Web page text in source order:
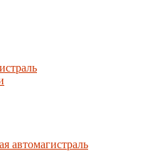
автомагистраль